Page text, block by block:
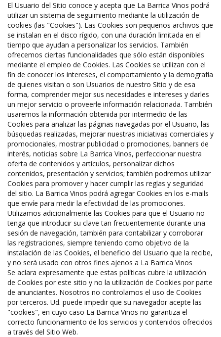
El Usuario del Sitio conoce y acepta que La Barrica Vinos podrá
utilizar un sistema de seguimiento mediante la utilización de
cookies (las "Cookies"). Las Cookies son pequeños archivos que
se instalan en el disco rígido, con una duración limitada en el
tiempo que ayudan a personalizar los servicios. También
ofrecemos ciertas funcionalidades que sólo están disponibles
mediante el empleo de Cookies. Las Cookies se utilizan con el
fin de conocer los intereses, el comportamiento y la demografía
de quienes visitan o son Usuarios de nuestro Sitio y de esa
forma, comprender mejor sus necesidades e intereses y darles
un mejor servicio o proveerle información relacionada. También
usaremos la información obtenida por intermedio de las
Cookies para analizar las páginas navegadas por el Usuario, las
búsquedas realizadas, mejorar nuestras iniciativas comerciales y
promocionales, mostrar publicidad o promociones, banners de
interés, noticias sobre La Barrica Vinos, perfeccionar nuestra
oferta de contenidos y artículos, personalizar dichos
contenidos, presentación y servicios; también podremos utilizar
Cookies para promover y hacer cumplir las reglas y seguridad
del sitio. La Barrica Vinos podrá agregar Cookies en los e-mails
que envíe para medir la efectividad de las promociones.
Utilizamos adicionalmente las Cookies para que el Usuario no
tenga que introducir su clave tan frecuentemente durante una
sesión de navegación, también para contabilizar y corroborar
las registraciones, siempre teniendo como objetivo de la
instalación de las Cookies, el beneficio del Usuario que la recibe,
y no será usado con otros fines ajenos a La Barrica Vinos
Se aclara expresamente que estas políticas cubre la utilización
de Cookies por este sitio y no la utilización de Cookies por parte
de anunciantes. Nosotros no controlamos el uso de Cookies
por terceros. Ud. puede impedir que su navegador acepte las
"cookies", en cuyo caso La Barrica Vinos no garantiza el
correcto funcionamiento de los servicios y contenidos ofrecidos
a través del Sitio Web.